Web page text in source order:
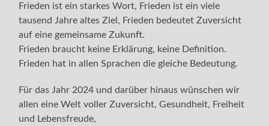
Frieden ist ein starkes Wort, Frieden ist ein viele
tausend Jahre altes Ziel, Frieden bedeutet Zuversicht
auf eine gemeinsame Zukunft.
Frieden braucht keine Erklärung, keine Definition.
Frieden hat in allen Sprachen die gleiche Bedeutung.
Für das Jahr 2024 und darüber hinaus wünschen wir
allen eine Welt voller Zuversicht, Gesundheit, Freiheit
und Lebensfreude,